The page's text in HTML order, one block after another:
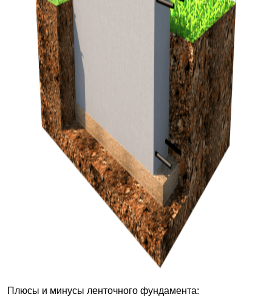
Плюсы и минусы ленточного фундамента: